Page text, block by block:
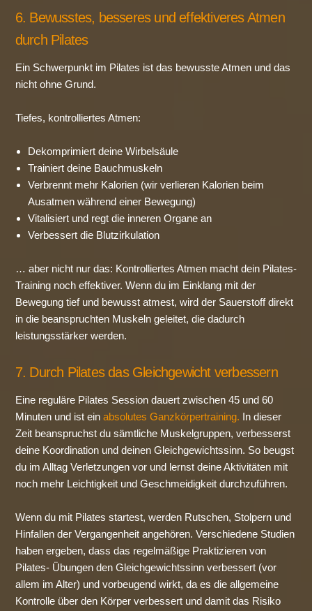
6. Bewusstes, besseres und effektiveres Atmen
durch Pilates
Ein Schwerpunkt im Pilates ist das bewusste Atmen und das
nicht ohne Grund.
Tiefes, kontrolliertes Atmen:
Dekomprimiert deine Wirbelsäule
Trainiert deine Bauchmuskeln
Verbrennt mehr Kalorien (wir verlieren Kalorien beim
Ausatmen während einer Bewegung)
Vitalisiert und regt die inneren Organe an
Verbessert die Blutzirkulation
… aber nicht nur das: Kontrolliertes Atmen macht dein Pilates-
Training noch effektiver. Wenn du im Einklang mit der
Bewegung tief und bewusst atmest, wird der Sauerstoff direkt
in die beanspruchten Muskeln geleitet, die dadurch
leistungsstärker werden.
7. Durch Pilates das Gleichgewicht verbessern
Eine reguläre Pilates Session dauert zwischen 45 und 60
Minuten und ist ein absolutes Ganzkörpertraining. In dieser
Zeit beanspruchst du sämtliche Muskelgruppen, verbesserst
deine Koordination und deinen Gleichgewichtssinn. So beugst
du im Alltag Verletzungen vor und lernst deine Aktivitäten mit
noch mehr Leichtigkeit und Geschmeidigkeit durchzuführen.
Wenn du mit Pilates startest, werden Rutschen, Stolpern und
Hinfallen der Vergangenheit angehören. Verschiedene Studien
haben ergeben, dass das regelmäßige Praktizieren von
Pilates- Übungen den Gleichgewichtssinn verbessert (vor
allem im Alter) und vorbeugend wirkt, da es die allgemeine
Kontrolle über den Körper verbessert und damit das Risiko